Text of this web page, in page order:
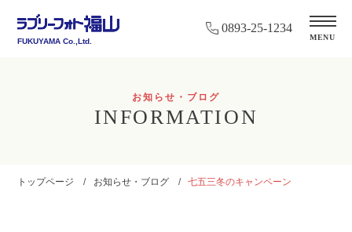
FUKUYAMA Co.,Ltd.
0893-25-1234
MENU
お知らせ・ブログ
INFORMATION
トップページ お知らせ・ブログ 七五三冬のキャンペーン